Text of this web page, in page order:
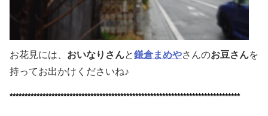
お花見には、 おいなりさんと鎌倉まめやさんのお豆さんを
持ってお出かけくださいね♪
*****************************************************************************